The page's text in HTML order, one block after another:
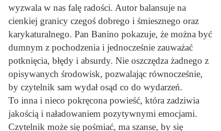
wyzwala w nas falę radości. Autor balansuje na
cienkiej granicy czegoś dobrego i śmiesznego oraz
karykaturalnego. Pan Banino pokazuje, że można być
dumnym z pochodzenia i jednocześnie zauważać
potknięcia, błędy i absurdy. Nie oszczędza żadnego z
opisywanych środowisk, pozwalając równocześnie,
by czytelnik sam wydał osąd co do wydarzeń.
To inna i nieco pokręcona powieść, która zadziwia
jakością i naładowaniem pozytywnymi emocjami.
Czytelnik może się pośmiać, ma szanse, by się